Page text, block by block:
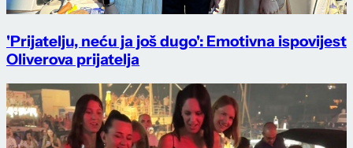
'Prijatelju, neću ja još dugo': Emotivna ispovijest
Oliverova prijatelja